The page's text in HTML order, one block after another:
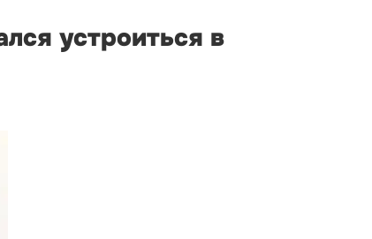
устроиться в